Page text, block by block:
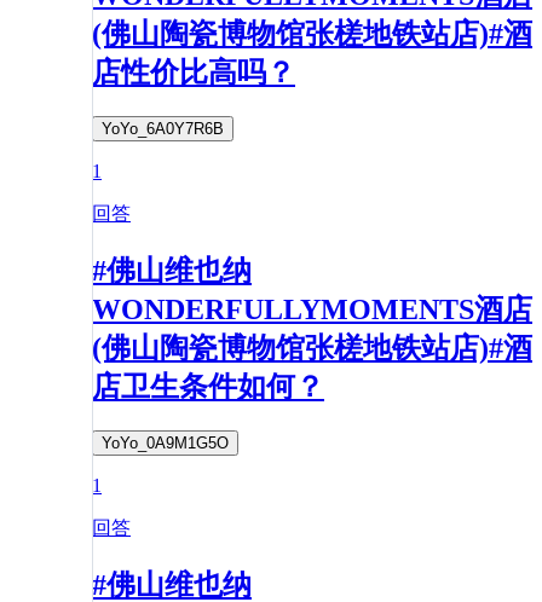
(佛山陶瓷博物馆张槎地铁站店)#酒
店性价比高吗？
YoYo_6A0Y7R6B
1
回答
#佛山维也纳
WONDERFULLYMOMENTS酒店
(佛山陶瓷博物馆张槎地铁站店)#酒
店卫生条件如何？
YoYo_0A9M1G5O
1
回答
#佛山维也纳